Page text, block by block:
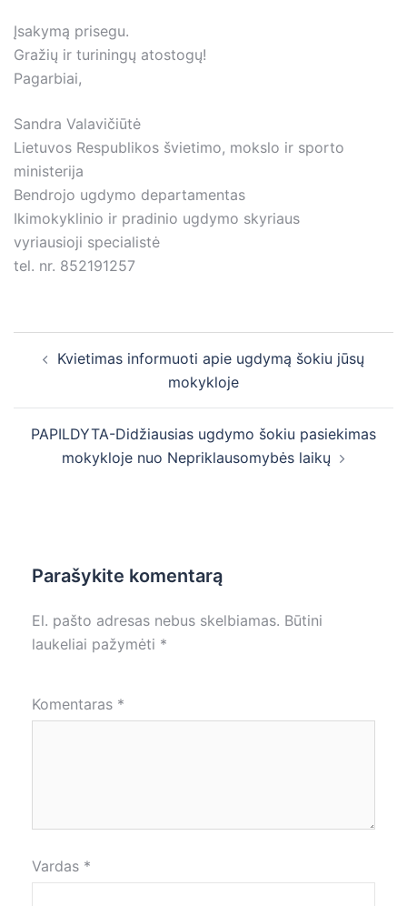
Įsakymą prisegu.
Gražių ir turiningų atostogų!
Pagarbiai,
Sandra Valavičiūtė
Lietuvos Respublikos švietimo, mokslo ir sporto
ministerija
Bendrojo ugdymo departamentas
Ikimokyklinio ir pradinio ugdymo skyriaus
vyriausioji specialistė
tel. nr. 852191257
navigation
Kvietimas informuoti apie ugdymą šokiu jūsų
mokykloje
PAPILDYTA-Didžiausias ugdymo šokiu pasiekimas
mokykloje nuo Nepriklausomybės laikų
Parašykite komentarą
El. pašto adresas nebus skelbiamas. Būtini
laukeliai pažymėti *
Komentaras *
Vardas *